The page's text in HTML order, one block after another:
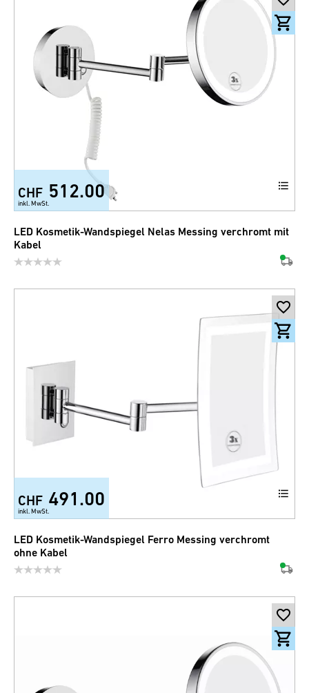
CHF 512.00
inkl. MwSt.
LED Kosmetik-Wandspiegel Nelas Messing verchromt mit
Kabel
CHF 491.00
inkl. MwSt.
LED Kosmetik-Wandspiegel Ferro Messing verchromt
ohne Kabel